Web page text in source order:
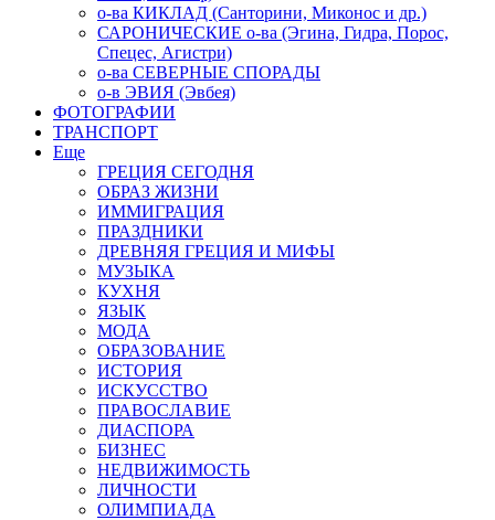
о-ва КИКЛАД (Санторини, Миконос и др.)
САРОНИЧЕСКИЕ о-ва (Эгина, Гидра, Порос,
Спецес, Агистри)
о-ва СЕВЕРНЫЕ СПОРАДЫ
о-в ЭВИЯ (Эвбея)
ФОТОГРАФИИ
ТРАНСПОРТ
Еще
ГРЕЦИЯ СЕГОДНЯ
ОБРАЗ ЖИЗНИ
ИММИГРАЦИЯ
ПРАЗДНИКИ
ДРЕВНЯЯ ГРЕЦИЯ И МИФЫ
МУЗЫКА
КУХНЯ
ЯЗЫК
МОДА
ОБРАЗОВАНИЕ
ИСТОРИЯ
ИСКУССТВО
ПРАВОСЛАВИЕ
ДИАСПОРА
БИЗНЕС
НЕДВИЖИМОСТЬ
ЛИЧНОСТИ
ОЛИМПИАДА